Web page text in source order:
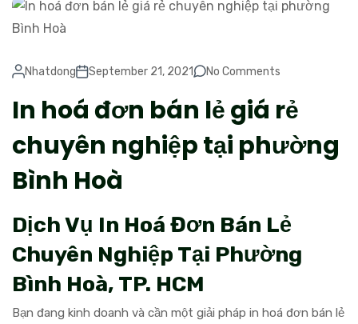
Nhatdong September 21, 2021 No Comments
In hoá đơn bán lẻ giá rẻ
chuyên nghiệp tại phường
Bình Hoà
Dịch Vụ In Hoá Đơn Bán Lẻ
Chuyên Nghiệp Tại Phường
Bình Hoà, TP. HCM
Bạn đang kinh doanh và cần một giải pháp in hoá đơn bán lẻ